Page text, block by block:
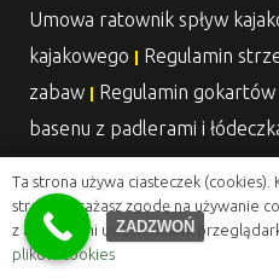
Umowa ratownik spływ
kajakowego
Regulamin
zabaw
Regulamin gokartów
basenu z padlerami i
MOBILNE-MAZURY:
Regulamin wynajmu
ZADZWOŃ
Ta strona używa ciasteczek (cookies).
strony wyrażasz zgodę na używanie
z aktualnymi ustawieniami
plików cookies